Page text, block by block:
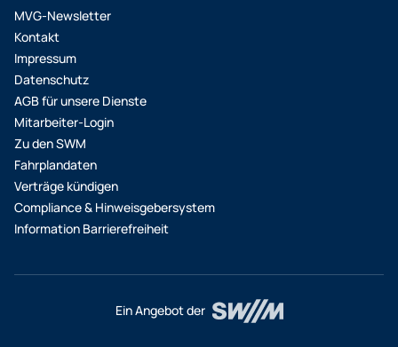
MVG-Newsletter
Kontakt
Impressum
Datenschutz
AGB für unsere Dienste
Mitarbeiter-Login
Zu den SWM
Fahrplandaten
Verträge kündigen
Compliance & Hinweisgebersystem
Information Barrierefreiheit
Ein Angebot der